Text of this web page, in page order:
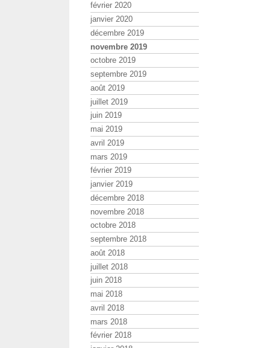
février 2020
janvier 2020
décembre 2019
novembre 2019
octobre 2019
septembre 2019
août 2019
juillet 2019
juin 2019
mai 2019
avril 2019
mars 2019
février 2019
janvier 2019
décembre 2018
novembre 2018
octobre 2018
septembre 2018
août 2018
juillet 2018
juin 2018
mai 2018
avril 2018
mars 2018
février 2018